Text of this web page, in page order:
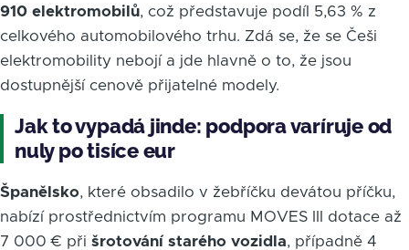
910 elektromobilů, což představuje podíl 5,63 % z
celkového automobilového trhu. Zdá se, že se Češi
elektromobility nebojí a jde hlavně o to, že jsou
dostupnější cenově přijatelné modely.
Jak to vypadá jinde: podpora varíruje od
nuly po tisíce eur
Španělsko, které obsadilo v žebříčku devátou příčku,
nabízí prostřednictvím programu MOVES III dotace až
7 000 € při šrotování starého vozidla, případně 4